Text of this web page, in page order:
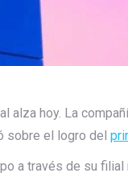
alza hoy. La
sobre el logro del
a través de su filial